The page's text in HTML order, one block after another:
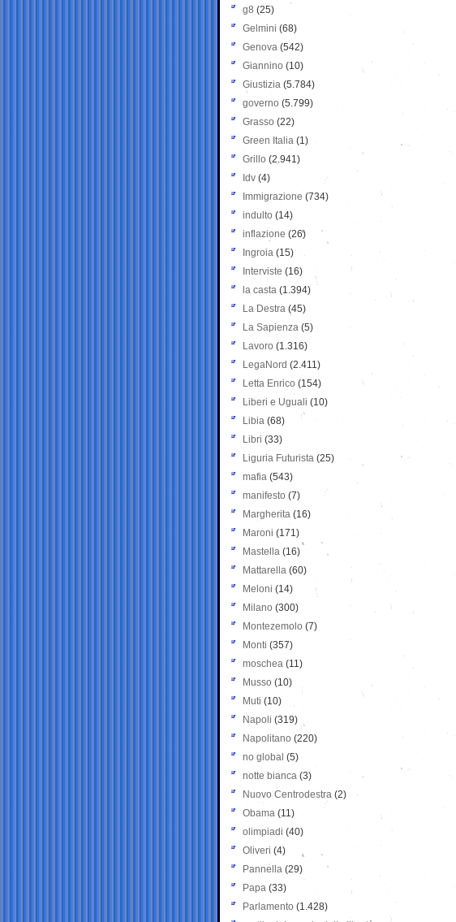
g8 (25)
Gelmini (68)
Genova (542)
Giannino (10)
Giustizia (5.784)
governo (5.799)
Grasso (22)
Green Italia (1)
Grillo (2.941)
Idv (4)
Immigrazione (734)
indulto (14)
inflazione (26)
Ingroia (15)
Interviste (16)
la casta (1.394)
La Destra (45)
La Sapienza (5)
Lavoro (1.316)
LegaNord (2.411)
Letta Enrico (154)
Liberi e Uguali (10)
Libia (68)
Libri (33)
Liguria Futurista (25)
mafia (543)
manifesto (7)
Margherita (16)
Maroni (171)
Mastella (16)
Mattarella (60)
Meloni (14)
Milano (300)
Montezemolo (7)
Monti (357)
moschea (11)
Musso (10)
Muti (10)
Napoli (319)
Napolitano (220)
no global (5)
notte bianca (3)
Nuovo Centrodestra (2)
Obama (11)
olimpiadi (40)
Oliveri (4)
Pannella (29)
Papa (33)
Parlamento (1.428)